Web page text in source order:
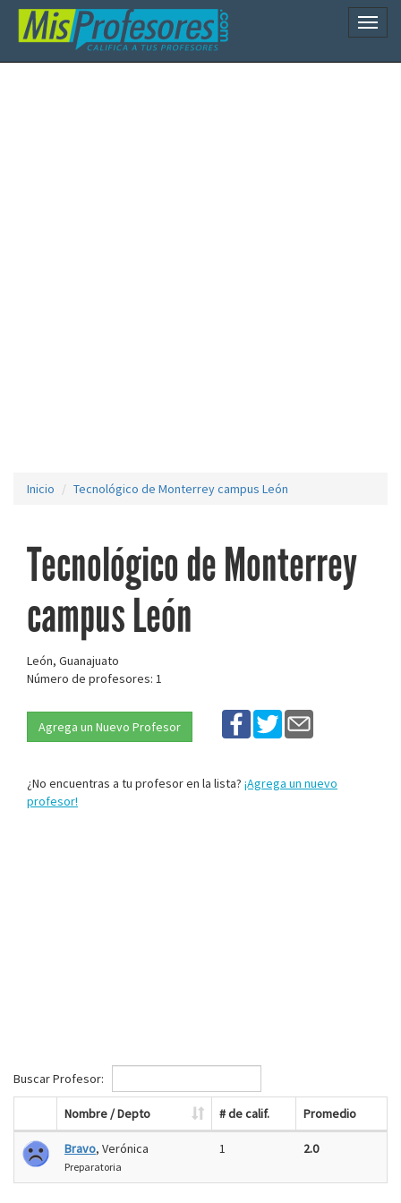
Inicio Tecnológico de Monterrey campus León
Tecnológico de Monterrey
campus León
León, Guanajuato
Número de profesores: 1
Agrega un Nuevo Profesor
¿No encuentras a tu profesor en la lista? ¡Agrega un nuevo
profesor!
Buscar Profesor:
Nombre / Depto # de calif. Promedio
Bravo, Verónica
Preparatoria
1 2.0